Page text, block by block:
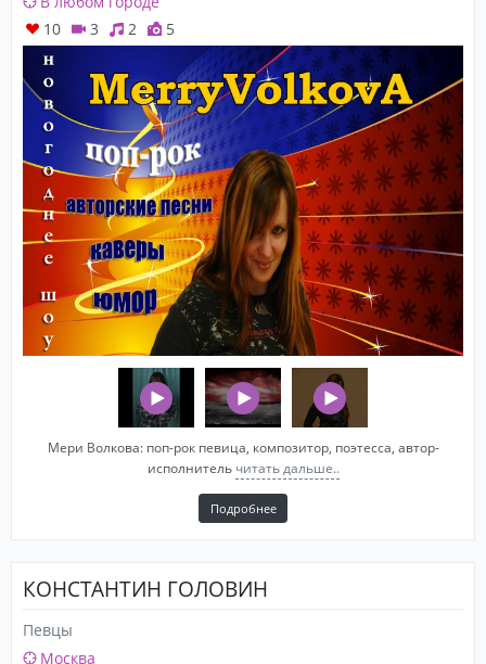
10
3 2 5
Мери Волкова: поп-рок певица, композитор, поэтесса, автор-
исполнитель читать дальше..
Подробнее
КОНСТАНТИН ГОЛОВИН
Певцы
Москва